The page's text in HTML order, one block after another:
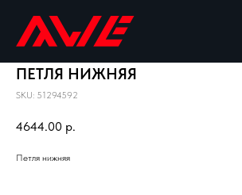
ПЕТЛЯ НИЖНЯЯ
SKU: 51294592
4644.00 р.
Петля нижняя